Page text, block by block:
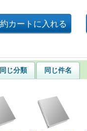
同じ分類
同じ件名